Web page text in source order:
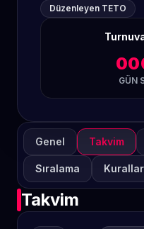
Düzenleyen TETO
00
GÜN
Genel Takvim
Sıralama Kurallar
Takvim